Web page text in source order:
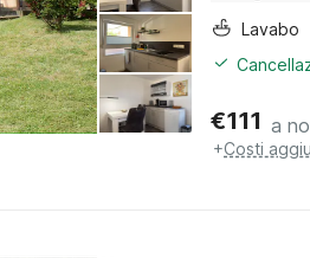
Lavabo
€111 a
+Costi